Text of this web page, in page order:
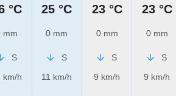
°C
mm
S
km/h
25 °C
0 mm
S
11 km/h
23 °C
0 mm
S
9 km/h
23 °C
0 mm
S
9 km/h